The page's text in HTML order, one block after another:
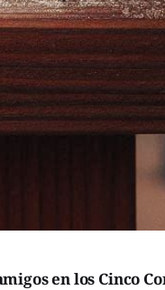
en los Cinco